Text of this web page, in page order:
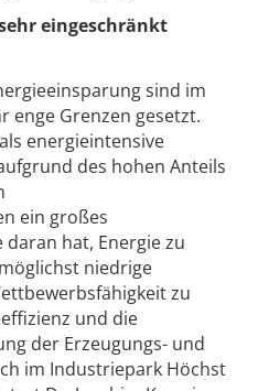
eingeschränkt
sind im
enge Grenzen gesetzt.
energieintensive
des hohen Anteils
ein großes
hat, Energie zu
niedrige
zu
und die
der Erzeugungs- und
im Industriepark Höchst